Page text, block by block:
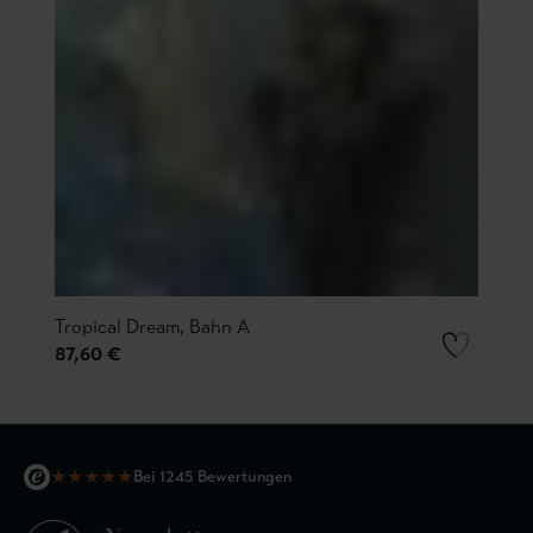
Tropical Dream, Bahn A
87,60 €
★★★★★Bei 1245 Bewertungen